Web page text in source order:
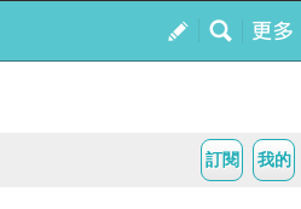
我的
訂閱